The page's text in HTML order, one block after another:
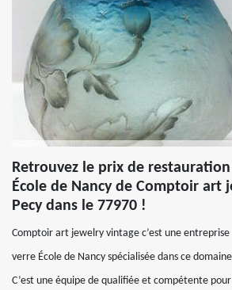
Retrouvez le prix de
École de Nancy de Comptoir art
Pecy dans le 77970 !
Comptoir art jewelry vintage c’est une
verre École de Nancy spécialisée dans ce
C’est une équipe de qualifiée et compétente